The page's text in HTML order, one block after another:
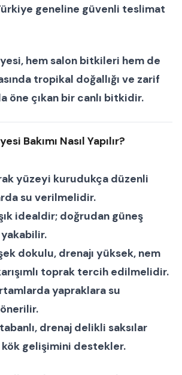
geneline güvenli teslimat
, hemsalon bitkileri hem de
tropikal doğallığı ve zarif
öne çıkan bir canlı bitkidir.
Bakımı Nasıl Yapılır?
yüzeyi kurudukça düzenli
su verilmelidir.
idealdir; doğrudan güneş
yakabilir.
dokulu, drenajı yüksek, nem
toprak tercih edilmelidir.
yapraklara su
drenaj delikli saksılar
kök gelişimini destekler.